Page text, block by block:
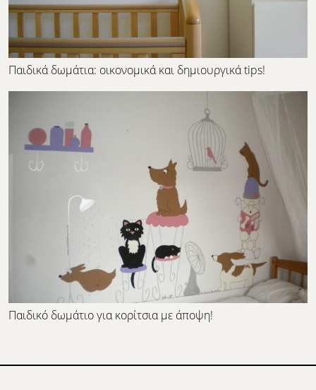
Παιδικά δωμάτια: οικονομικά και δημιουργικά tips!
Παιδικό δωμάτιο για κορίτσια με άποψη!